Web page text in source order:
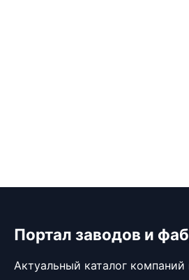
Портал заводов и
Актуальный каталог